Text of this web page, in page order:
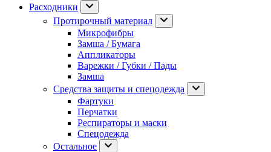
Расходники
Протирочный материал
Микрофибры
Замша / Бумага
Аппликаторы
Варежки / Губки / Пады
Замша
Средства защиты и спецодежда
Фартуки
Перчатки
Респираторы и маски
Спецодежда
Остальное